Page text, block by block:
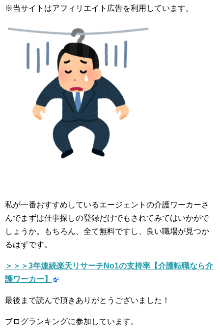
※当サイトはアフィリエイト広告を利用しています。
私が一番おすすめしているエージェントの介護ワーカーさ
んでまずは仕事探しの登録だけでもされてみてはいかがで
しょうか。もちろん、全て無料ですし、良い職場が見つか
るはずです。
＞＞＞3年連続楽天リサーチNo1の支持率【介護転職なら介
護ワーカー】
最後まで読んで頂きありがとうございました！
ブログランキングに参加しています。